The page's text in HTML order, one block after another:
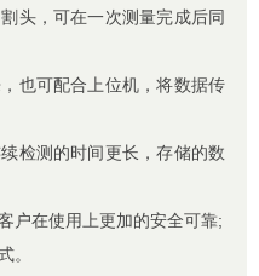
头，可在一次测量完成后同
也可配合上位机，将数据传
检测的时间更长，存储的数
户在使用上更加的安全可靠;
。